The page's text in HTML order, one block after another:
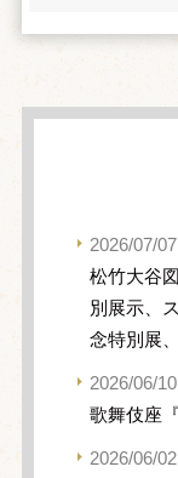
2026/07/07
松竹大谷
別展示、
念特別展
2026/06/10
歌舞伎座
2026/06/02